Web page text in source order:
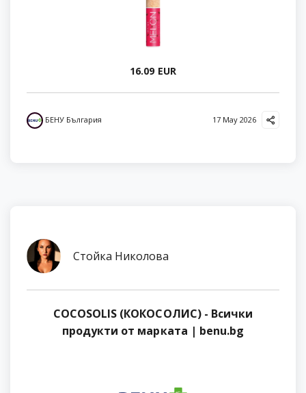
16.09 EUR
БЕНУ България 17 May 2026
Стойка Николова
COCOSOLIS (КОКОСОЛИС) - Всички
продукти от марката | benu.bg